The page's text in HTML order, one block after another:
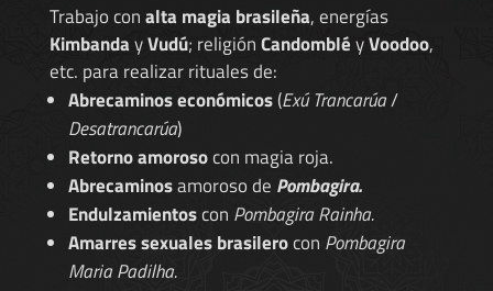
Trabajo conalta magia brasileña, energías
KimbandayVudú; religiónCandombléyVoodoo,
etc. para realizar rituales de:
Abrecaminos económicos(Exú Trancarúa/
Desatrancarúa)
Retorno amorosocon magia roja.
Abrecaminosamoroso de Pombagira.
Endulzamientoscon Pombagira Rainha.
Amarres sexuales brasilerocon Pombagira
Maria Padilha.